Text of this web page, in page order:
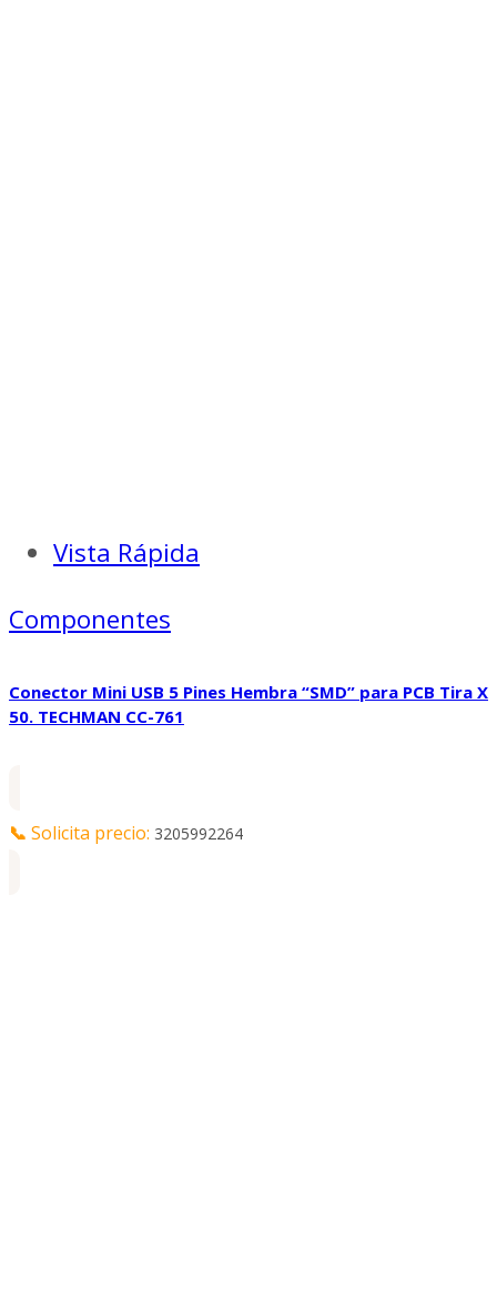
Vista Rápida
Componentes
Conector Mini USB 5 Pines Hembra “SMD” para PCB Tira X
50. TECHMAN CC-761
📞 Solicita precio: 3205992264